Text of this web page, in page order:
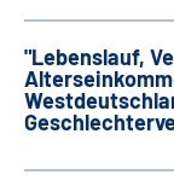
"Lebenslauf,